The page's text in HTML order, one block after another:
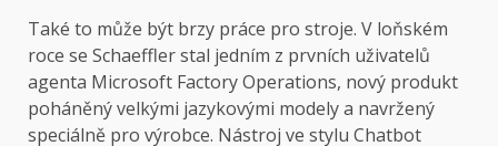
Také to může být brzy práce pro stroje. V loňském
roce se Schaeffler stal jedním z prvních uživatelů
agenta Microsoft Factory Operations, nový produkt
poháněný velkými jazykovými modely a navržený
speciálně pro výrobce. Nástroj ve stylu Chatbot